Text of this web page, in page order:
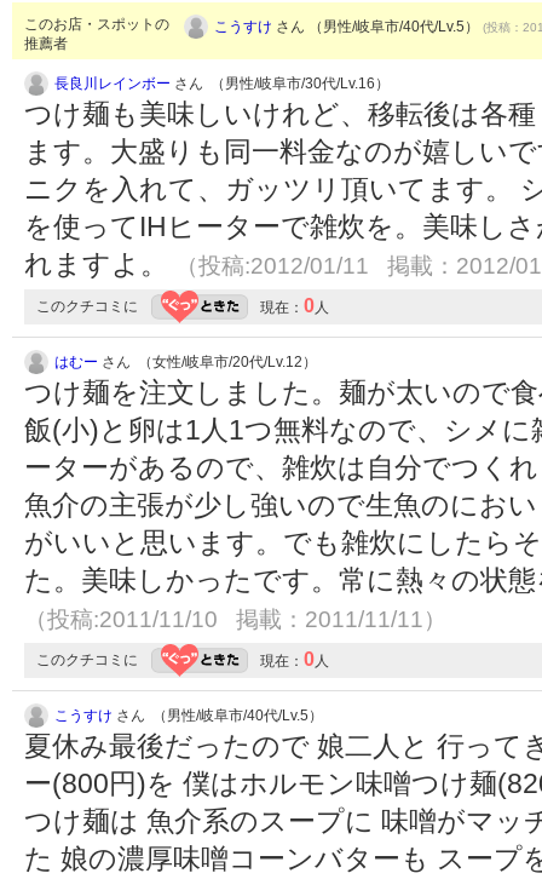
このお店・スポットの
推薦者
こうすけ さん （男性/岐阜市/40代/Lv.5） (投稿：
長良川レインボー さん （男性/岐阜市/30代/Lv.16）
つけ麺も美味しいけれど、移転後は各
ます。大盛りも同一料金なのが嬉しい
ニクを入れて、ガッツリ頂いてます。
を使ってIHヒーターで雑炊を。美味し
れますよ。
（投稿:2012/01/11 掲載：2012/
このクチコミに 現在： 0人
はむー さん （女性/岐阜市/20代/Lv.12）
つけ麺を注文しました。麺が太いので
飯(小)と卵は1人1つ無料なので、シメ
ーターがあるので、雑炊は自分でつく
魚介の主張が少し強いので生魚のにお
がいいと思います。でも雑炊にしたら
た。美味しかったです。常に熱々の状
（投稿:2011/11/10 掲載：2011/11/11）
このクチコミに 現在： 0人
こうすけ さん （男性/岐阜市/40代/Lv.5）
夏休み最後だったので 娘二人と 行って
ー(800円)を 僕はホルモン味噌つけ麺
つけ麺は 魚介系のスープに 味噌がマッ
た 娘の濃厚味噌コーンバターも スープ